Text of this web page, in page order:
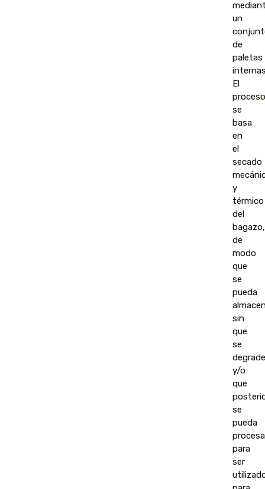
un
de
paletas
El
proceso
se
basa
en
el
secado
y
térmico
del
bagazo,
de
modo
que
se
pueda
sin
que
se
degrade
y/o
que
se
pueda
para
ser